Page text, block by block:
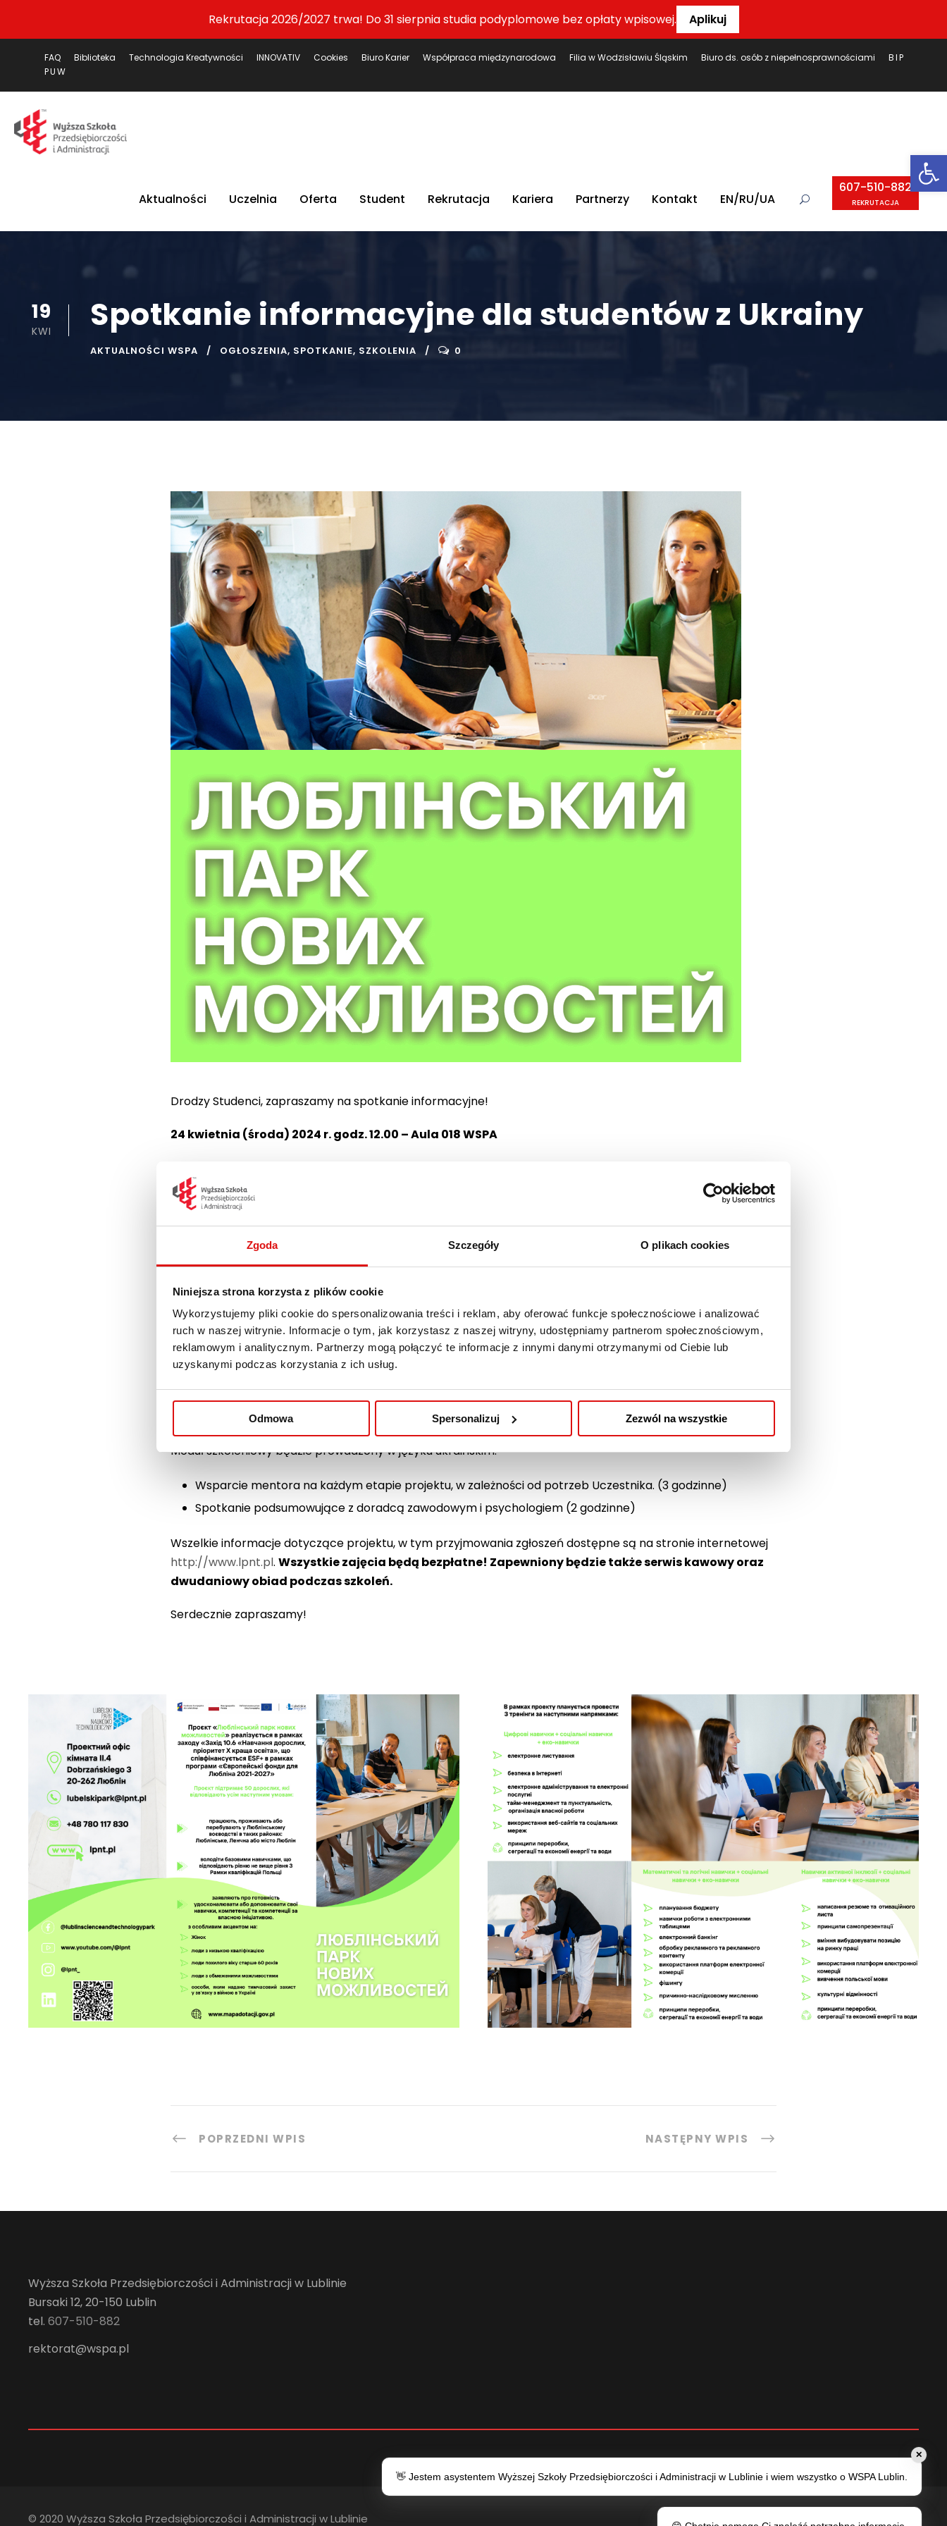
Zgoda Szczegóły O plikach cookies
Niniejsza strona korzysta z plików cookie
Wykorzystujemy pliki cookie do spersonalizowania treści i reklam, aby oferować funkcje społecznościowe i analizować
ruch w naszej witrynie. Informacje o tym, jak korzystasz z naszej witryny, udostępniamy partnerom społecznościowym,
reklamowym i analitycznym. Partnerzy mogą połączyć te informacje z innymi danymi otrzymanymi od Ciebie lub
uzyskanymi podczas korzystania z ich usług.
Odmowa Spersonalizuj Zezwól na wszystkie
Rekrutacja 2026/2027 trwa! Do 31 sierpnia studia podyplomowe bez opłaty wpisowej. Aplikuj
FAQ Biblioteka Technologia Kreatywności INNOVATIV Cookies Biuro Karier Współpraca międzynarodowa Filia w Wodzisławiu Śląskim Biuro ds. osób z niepełnosprawnościami
BIP
PUW
Aktualności Uczelnia Oferta Student Rekrutacja Kariera Partnerzy Kontakt EN/RU/UA
607-510-882
REKRUTACJA
19
KWI Spotkanie informacyjne dla studentów z Ukrainy
AKTUALNOŚCI WSPA OGŁOSZENIA, SPOTKANIE, SZKOLENIA 0
Drodzy Studenci, zapraszamy na spotkanie informacyjne!
24 kwietnia (środa) 2024 r. godz. 12.00 – Aula 018 WSPA
oraz wiedzę, które pozwolą swobodniej funkcjonować w nowym środowisku.
Diagnoza umiejętności podstawowych i potrzeb Uczestnika – 2 godzinne indywidualne spotkanie z
Szkolenia z zakresu umiejętności aktywnej integracji (12 spotkań po 6 godzin) + umiejętności społecznych
(3 spotkania po 5 godzin) + eko-umiejętności (1 spotkanie 5 godzinne) + nauka języka polskiego (4
spotkania po 6 godzin)
motywacyjnego, integracja, umiejętność budowania pozycji na rynku pracy, zasady autoprezentacji, różnice
kulturowe, zasady recyklingu, segregacji oraz oszczędzanie energii i wody.
Moduł szkoleniowy będzie prowadzony w języku ukraińskim.
Wsparcie mentora na każdym etapie projektu, w zależności od potrzeb Uczestnika. (3 godzinne)
Spotkanie podsumowujące z doradcą zawodowym i psychologiem (2 godzinne)
Wszelkie informacje dotyczące projektu, w tym przyjmowania zgłoszeń dostępne są na stronie internetowej
http://www.lpnt.pl. Wszystkie zajęcia będą bezpłatne! Zapewniony będzie także serwis kawowy oraz
dwudaniowy obiad podczas szkoleń.
Serdecznie zapraszamy!
POPRZEDNI WPIS NASTĘPNY WPIS
Wyższa Szkoła Przedsiębiorczości i Administracji w Lublinie
Bursaki 12, 20-150 Lublin
tel. 607-510-882
rektorat@wspa.pl
© 2020 Wyższa Szkoła Przedsiębiorczości i Administracji w Lublinie
✕
👋 Jestem asystentem Wyższej Szkoły Przedsiębiorczości i Administracji w Lublinie i wiem wszystko o WSPA Lublin.